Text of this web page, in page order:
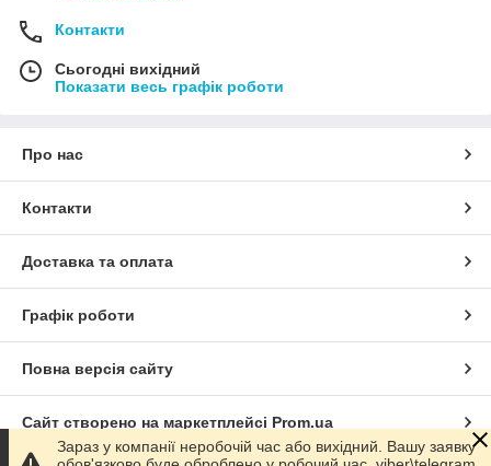
Контакти
Сьогодні вихідний
Показати весь графік роботи
Про нас
Контакти
Доставка та оплата
Графік роботи
Повна версія сайту
Сайт створено на маркетплейсі Prom.ua
Зараз у компанії неробочій час або вихідний. Вашу заявку